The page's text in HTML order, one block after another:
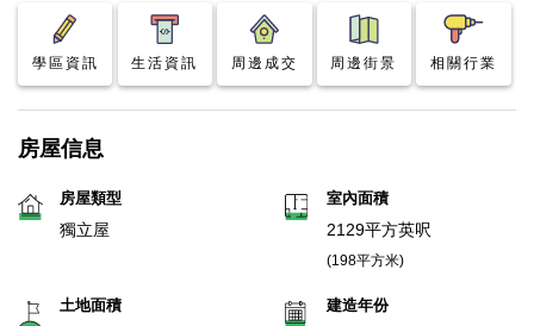
學區資訊 生活資訊 周邊成交 周邊街景 相關行業
房屋信息
房屋類型
獨立屋
室內面積
2129平方英呎
(198平方米)
土地面積 建造年份